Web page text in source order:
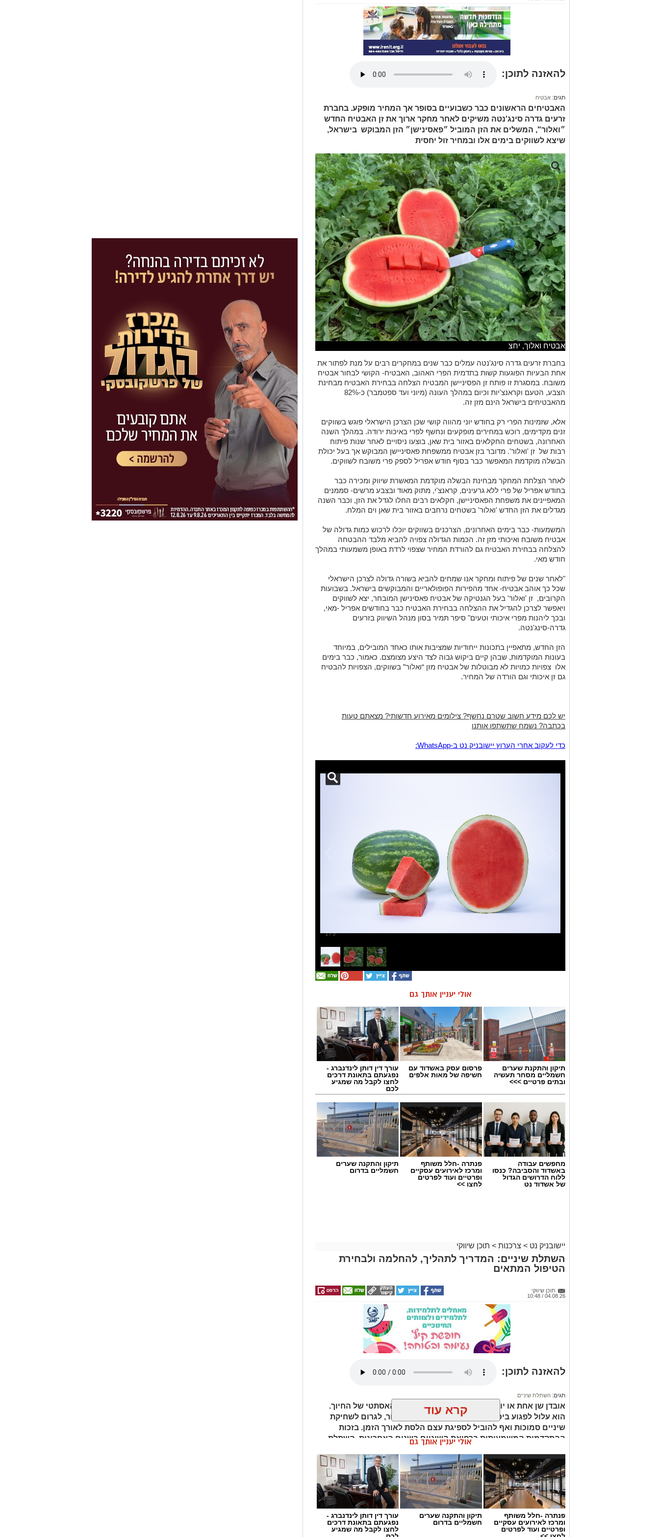
להאזנה לתוכן:
תגים: אבטיח
האבטיחים הראשונים כבר כשבועיים בסופר אך המחיר מופקע. בחברת
זרעים גדרה סינג'נטה משיקים לאחר מחקר ארוך את זן האבטיח החדש
״ואלור", המשלים את הזן המוביל ״פאסינישן״ הזן המבוקש בישראל,
שיצא לשווקים בימים אלו ובמחיר זול יחסית
אבטיח ואלוך, יחצ
בחברת זרעים גדרה סינג'נטה עמלים כבר שנים במחקרים רבים על מנת לפתור את
אחת הבעיות הפוגעות קשות בתדמית הפרי האהוב, האבטיח- הקושי לבחור אבטיח
משובח. במסגרת זו פותח זן הפסיניישן המבטיח הצלחה בבחירת האבטיח מבחינת
הצבע, הטעם וקראנצ'יות וכיום במהלך העונה (מיוני ועד ספטמבר) כ-82%
מהאבטיחים בישראל הינם מזן זה.
אלא, שזמינות הפרי רק בחודש יוני מהווה קושי שכן הצרכן הישראלי פוגש בשווקים
זנים מקדימים, רוכש במחירים מופקעים ונחשף לפרי באיכות ירודה. במהלך השנה
האחרונה, בשטחים החקלאים באזור בית שאן, בוצעו ניסויים לאחר שנות פיתוח
רבות של זן 'ואלור'. מדובר בזן אבטיח ממשפחת פאסיניישן המבוקש אך בעל יכולת
הבשלה מוקדמת המאפשר כבר בסוף חודש אפריל לספק פרי משובח לשווקים.
לאחר הצלחת המחקר מבחינת הבשלה מוקדמת המאשרת שיווק ומכירה כבר
בחודש אפריל של פרי ללא גרעינים, קראנצ'י, מתוק מאוד ובצבע מרשים- סממנים
המאפיינים את משפחת הפאסיניישן, חקלאים רבים החלו לגדל את הזן, וכבר השנה
מגדלים את הזן החדש 'ואלור' בשטחים נרחבים באזור בית שאן וים המלח.
המשמעות- כבר בימים האחרונים, הצרכנים בשווקים יוכלו לרכוש כמות גדולה של
אבטיח משובח ואיכותי מזן זה. הכמות הגדולה צפויה להביא מלבד ההבטחה
להצלחה בבחירת האבטיח גם להורדת המחיר שצפוי לרדת באופן משמעותי במהלך
חודש מאי.
"לאחר שנים של פיתוח ומחקר אנו שמחים להביא בשורה גדולה לצרכן הישראלי
שכל כך אוהב אבטיח- אחד מהפירות הפופולאריים והמבוקשים בישראל. בשבועות
הקרובים, זן 'ואלור' בעל הגנטיקה של אבטיח פאסינישן המובחר, יצא לשווקים
ויאפשר לצרכן להגדיל את ההצלחה בבחירת האבטיח כבר בחודשים אפריל -מאי,
ובכך ליהנות מפרי איכותי וטעים" סיפר תמיר בסון מנהל השיווק בזרעים
גדרה-סינג'נטה.
הזן החדש, מתאפיין בתכונות ייחודיות שמציבות אותו כאחד המובילים, במיוחד
בעונות המוקדמות, שבהן קיים ביקוש גבוה לצד היצע מצומצם. כאמור, כבר בימים
אלו צפויות כמויות לא מבוטלות של אבטיח מזן “ואלור” בשווקים, הצפויות להבטיח
גם זן איכותי וגם הורדה של המחיר.
יש לכם מידע חשוב שטרם נחשף? צילומים מאירוע חדשותי? מצאתם טעות
בכתבה? נשמח שתשתפו אותנו
‏כדי לעקוב אחרי הערוץ יישובניק נט ב-WhatsApp:‏‏‏
1/3
אולי יעניין אותך גם
תיקון והתקנת שערים
חשמליים מסחר תעשיה
ובתים פרטיים >>>
פרסום עסק באשדוד עם
חשיפה של מאות אלפים
עורך דין דותן לינדנברג -
נפגעתם בתאונת דרכים
לחצו לקבל מה שמגיע
לכם
מחפשים עבודה
באשדוד והסביבה? כנסו
ללוח הדרושים הגדול
של אשדוד נט
פנתרה -חלל משותף
ומרכז לאירועים עסקיים
ופרטיים ועוד לפרטים
לחצו >>
תיקון והתקנה שערים
חשמליים בדרום
יישובניק נט > צרכנות > תוכן שיווקי
השתלת שיניים: המדריך לתהליך, להחלמה ולבחירת
הטיפול המתאים
תוכן שיווקי
04.08.26 / 10:48
להאזנה לתוכן:
תגים: השתלת שיניים
אובדן שן אחת או יותר אינו משפיע רק על המראה האסתטי של החיוך.
הוא עלול לפגוע ביכולת הלעיסה, להשפיע על הדיבור, לגרום לשחיקת
שיניים סמוכות ואף להוביל לספיגת עצם הלסת לאורך הזמן. בזכות
ההתקדמות המשמעותית ברפואת השיניים בשנים האחרונות, השתלת
חסרות. כיום ניתן לבצע טיפולים מדויקים יותר, להיעזר בהדמיות
תלת-ממדיות, לתכנן את מיקום השתלים בצורה ממוחשבת ולהתאים את
התהליך באופן אישי לכל מטופל. עם זאת, הצלחת הטיפול אינה תלויה רק
בהליך הכירורגי עצמו, אלא גם בתכנון מוקדם, בבחירת המטופל המתאים
ובהקפדה על הוראות הטיפול והמעקב לאחר ההשתלה.
קרא עוד
אולי יעניין אותך גם
פנתרה -חלל משותף
ומרכז לאירועים עסקיים
ופרטיים ועוד לפרטים
תיקון והתקנה שערים
חשמליים בדרום
עורך דין דותן לינדנברג -
נפגעתם בתאונת דרכים
לחצו לקבל מה שמגיע